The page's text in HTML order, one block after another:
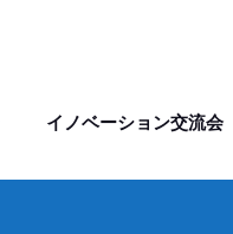
イノベーション交流会